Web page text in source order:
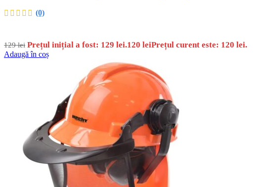
(0)
129lei Prețul inițial a fost: 129 lei.120 leiPrețul curent este: 120 lei.
Adaugă în coș